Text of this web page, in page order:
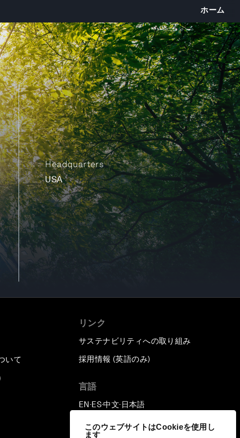
このウェブサイトはCookieを使用し
ます
ホーム
Headquarters
USA
いて
リンク
サステナビリティへの取り組み
採用情報 (英語のみ)
言語
EN ▪ES▪中文▪ 日本語